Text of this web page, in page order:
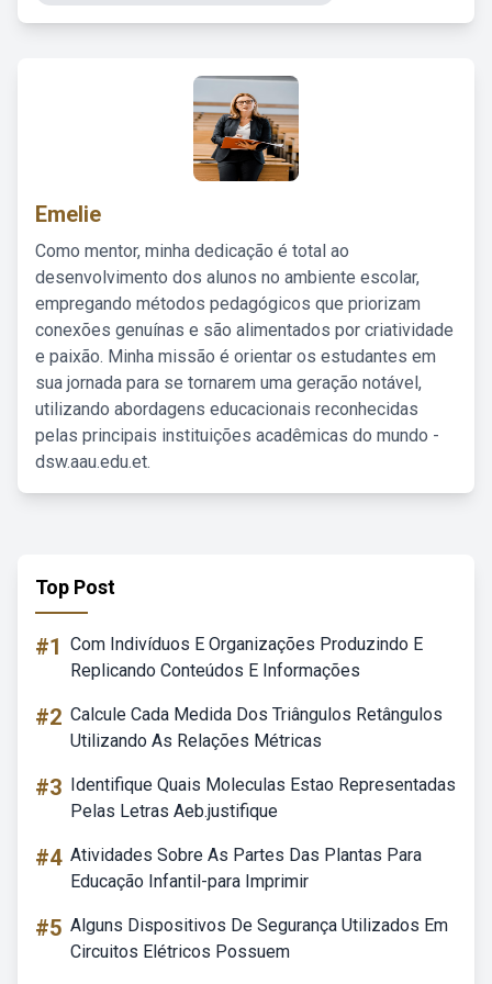
Emelie
Como mentor, minha dedicação é total ao
desenvolvimento dos alunos no ambiente escolar,
empregando métodos pedagógicos que priorizam
conexões genuínas e são alimentados por criatividade
e paixão. Minha missão é orientar os estudantes em
sua jornada para se tornarem uma geração notável,
utilizando abordagens educacionais reconhecidas
pelas principais instituições acadêmicas do mundo -
dsw.aau.edu.et.
Top Post
#1 Com Indivíduos E Organizações Produzindo E
Replicando Conteúdos E Informações
#2 Calcule Cada Medida Dos Triângulos Retângulos
Utilizando As Relações Métricas
#3 Identifique Quais Moleculas Estao Representadas
Pelas Letras Aeb.justifique
#4 Atividades Sobre As Partes Das Plantas Para
Educação Infantil-para Imprimir
#5 Alguns Dispositivos De Segurança Utilizados Em
Circuitos Elétricos Possuem